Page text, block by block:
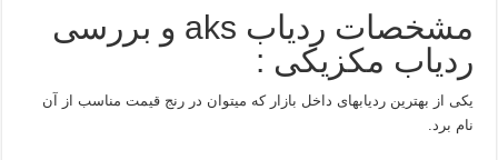
مشخصات ردیاب aks و بررسی
ردیاب مکزیکی :
یکی از بهترین ردیابهای داخل بازار که میتوان در رنج قیمت مناسب از آن
نام برد.